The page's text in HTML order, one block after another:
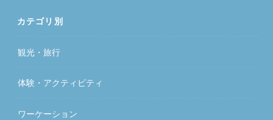
カテゴリ別
観光・旅行
体験・アクティビティ
ワーケーション